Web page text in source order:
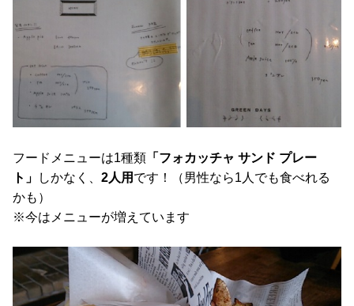
フードメニューは1種類 「フォカッチャ サンド プレー
ト」
しかなく、 2人用 です！（男性なら1人でも食べれる
かも）
※今はメニューが増えています